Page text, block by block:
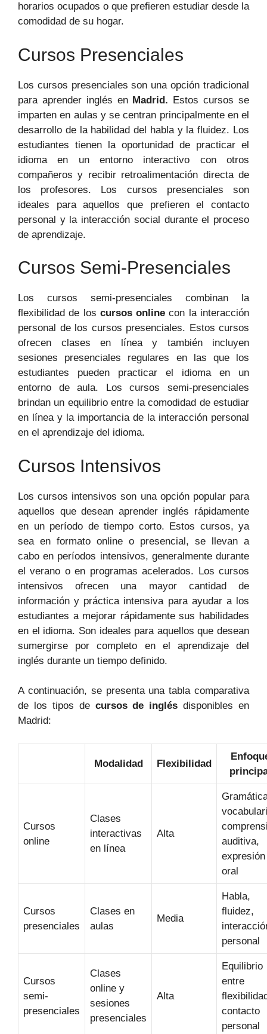
horarios ocupados o que prefieren estudiar desde la
comodidad de su hogar.
Cursos Presenciales
Los cursos presenciales son una opción tradicional
para aprender inglés en Madrid. Estos cursos se
imparten en aulas y se centran principalmente en el
desarrollo de la habilidad del habla y la fluidez. Los
estudiantes tienen la oportunidad de practicar el
idioma en un entorno interactivo con otros
compañeros y recibir retroalimentación directa de
los profesores. Los cursos presenciales son
ideales para aquellos que prefieren el contacto
personal y la interacción social durante el proceso
de aprendizaje.
Cursos Semi-Presenciales
Los cursos semi-presenciales combinan la
flexibilidad de los cursos online con la interacción
personal de los cursos presenciales. Estos cursos
ofrecen clases en línea y también incluyen
sesiones presenciales regulares en las que los
estudiantes pueden practicar el idioma en un
entorno de aula. Los cursos semi-presenciales
brindan un equilibrio entre la comodidad de estudiar
en línea y la importancia de la interacción personal
en el aprendizaje del idioma.
Cursos Intensivos
Los cursos intensivos son una opción popular para
aquellos que desean aprender inglés rápidamente
en un período de tiempo corto. Estos cursos, ya
sea en formato online o presencial, se llevan a
cabo en períodos intensivos, generalmente durante
el verano o en programas acelerados. Los cursos
intensivos ofrecen una mayor cantidad de
información y práctica intensiva para ayudar a los
estudiantes a mejorar rápidamente sus habilidades
en el idioma. Son ideales para aquellos que desean
sumergirse por completo en el aprendizaje del
inglés durante un tiempo definido.
A continuación, se presenta una tabla comparativa
de los tipos de cursos de inglés disponibles en
Madrid:
Modalidad Flexibilidad
Cursos
online
Clases
interactivas
en línea
Alta
auditiva,
expresión
oral
Cursos
presenciales
Clases en
aulas
Media
Habla,
fluidez,
personal
Cursos
semi-
presenciales
Clases
online y
sesiones
presenciales
Alta
Equilibrio
entre
contacto
personal